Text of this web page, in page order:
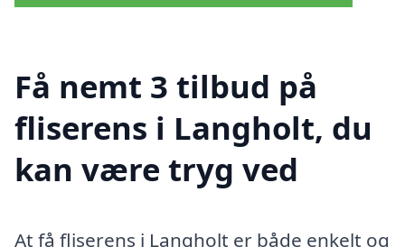
Få nemt 3 tilbud på
fliserens i Langholt, du
kan være tryg ved
At få fliserens i Langholt er både enkelt og